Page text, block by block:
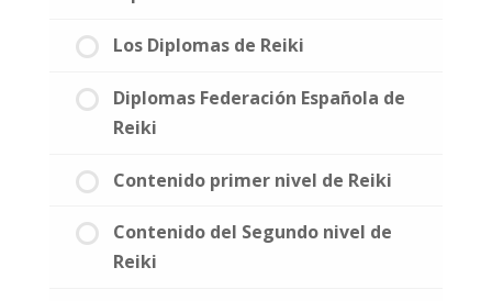
Los Diplomas de Reiki
Diplomas Federación Española de
Reiki
Contenido primer nivel de Reiki
Contenido del Segundo nivel de
Reiki